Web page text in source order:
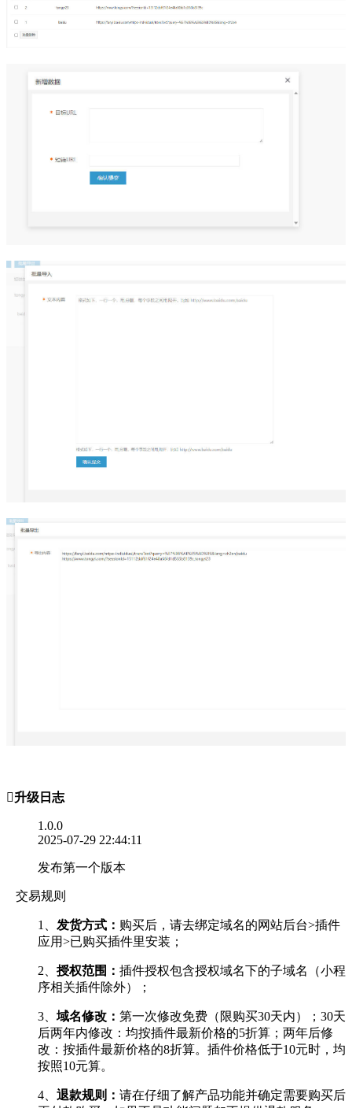
升级日志
1.0.0
2025-07-29 22:44:11
发布第一个版本
交易规则
1、 发货方式： 购买后，请去绑定域名的网站后台>插件
应用>已购买插件里安装；
2、 授权范围： 插件授权包含授权域名下的子域名（小程
序相关插件除外）；
3、 域名修改： 第一次修改免费（限购买30天内）；30天
后两年内修改：均按插件最新价格的5折算；两年后修
改：按插件最新价格的8折算。插件价格低于10元时，均
按照10元算。
4、 退款规则： 请在仔细了解产品功能并确定需要购买后